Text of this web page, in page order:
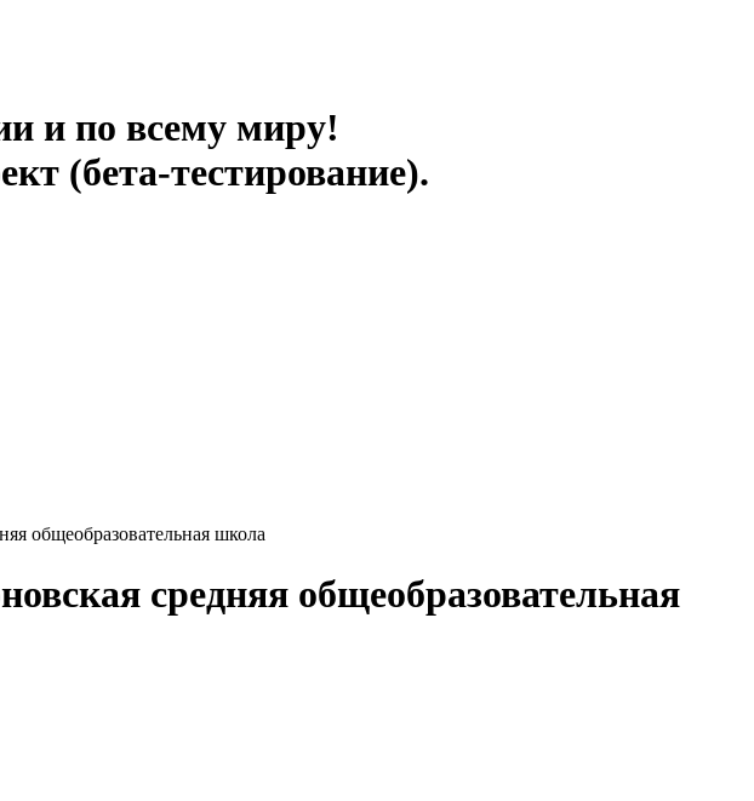
и по всему миру!
(бета-тестирование).
общеобразовательная школа
средняя общеобразовательная